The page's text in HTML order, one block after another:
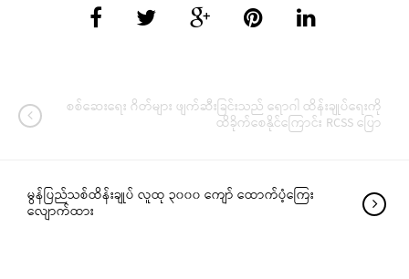
စစ်ဆေးရေး ဂိတ်များ ဖျက်ဆီးခြင်းသည် ရောဂါ ထိန်းချုပ်ရေးကို
ထိခိုက်စေနိုင်ကြောင်း RCSS ပြော
မွန်ပြည်သစ်ထိန်းချုပ် လူထု ၃၀၀၀ ကျော် ထောက်ပံ့ကြေး
လျောက်ထား